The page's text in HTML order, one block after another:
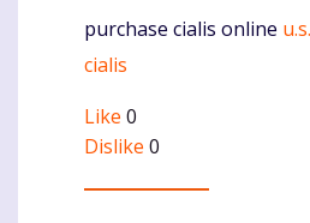
Komentaras
purchase cialis online
cialis
Like 0
Dislike 0